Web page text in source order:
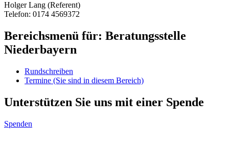
Holger Lang (Referent)
Telefon: 0174 4569372
Bereichsmenü für: Beratungsstelle
Niederbayern
Rundschreiben
Termine (Sie sind in diesem Bereich)
Unterstützen Sie uns mit einer Spende
Spenden